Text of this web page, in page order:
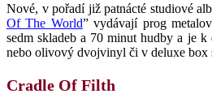
Nové, v pořadí již patnácté studiové
Of The World” vydávají prog
sedm skladeb a 70 minut hudby a je
nebo olivový dvojvinyl či v deluxe box
Cradle Of Filth